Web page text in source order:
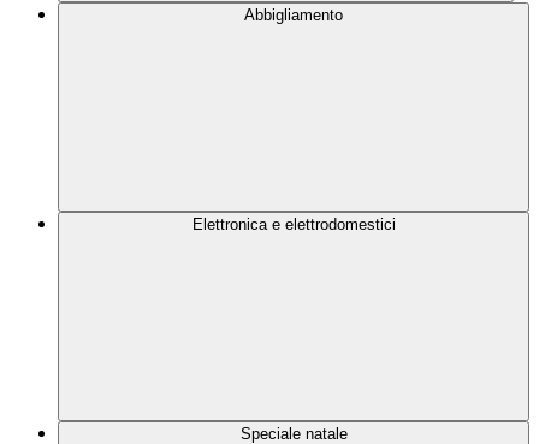
Abbigliamento
Elettronica e elettrodomestici
Speciale natale